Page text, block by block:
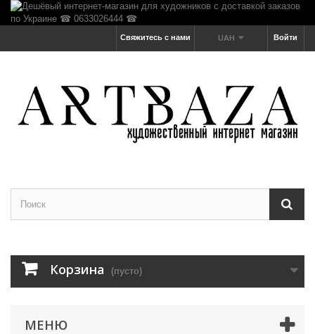
Войти
UAH
Свяжитесь с нами
Корзина (пусто)
МЕНЮ